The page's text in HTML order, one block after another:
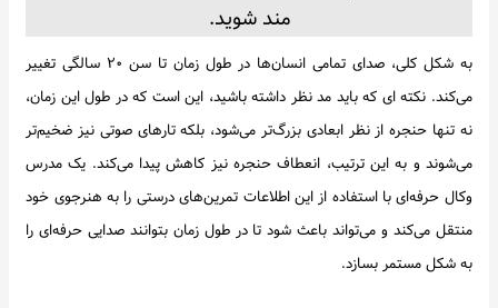
مند شوید.
به شکل کلی، صدای تمامی انسان‌ها در طول زمان تا سن ۲۰ سالگی تغییر
می‌کند. نکته ای که باید مد نظر داشته باشید، این است که در طول این زمان،
نه تنها حنجره از نظر ابعادی بزرگ‌تر می‌شود، بلکه تارهای صوتی نیز ضخیم‌تر
می‌شوند و به این ترتیب، انعطاف حنجره نیز کاهش پیدا می‌کند. یک مدرس
وکال حرفه‌ای با استفاده از این اطلاعات تمرین‌های درستی را به هنرجوی خود
منتقل می‌کند و می‌تواند باعث شود تا در طول زمان بتوانند صدایی حرفه‌ای را
به شکل مستمر بسازد.